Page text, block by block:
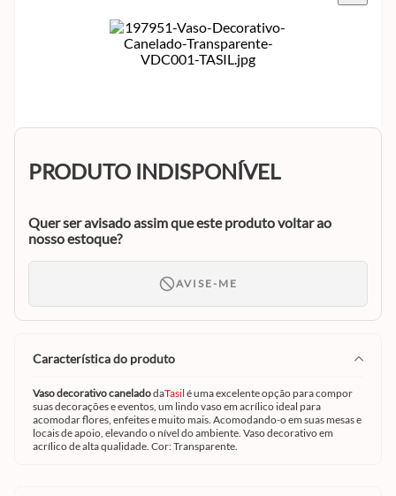
PRODUTO INDISPONÍVEL
Quer ser avisado assim que este produto voltar ao
nosso estoque?
AVISE-ME
característica do produto
Vaso decorativo caneladodaTasil é uma excelente opção para compor
suas decorações e eventos, um lindo vaso em acrílico ideal para
acomodar flores, enfeites e muito mais. Acomodando-o em suas mesas e
locais de apoio, elevando o nível do ambiente. Vaso decorativo em
acrílico de alta qualidade. Cor: Transparente.